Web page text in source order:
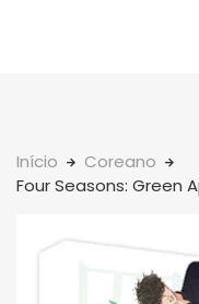
Início
Coreano
Four Seasons: Green